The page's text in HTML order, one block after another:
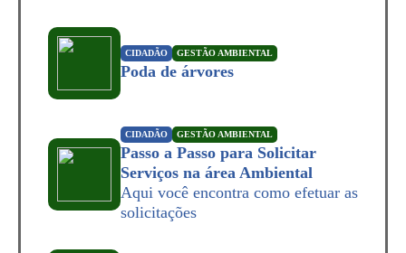
CIDADÃO GESTÃO AMBIENTAL
Poda de árvores
CIDADÃO GESTÃO AMBIENTAL
Passo a Passo para Solicitar
Serviços na área Ambiental
Aqui você encontra como efetuar as
solicitações